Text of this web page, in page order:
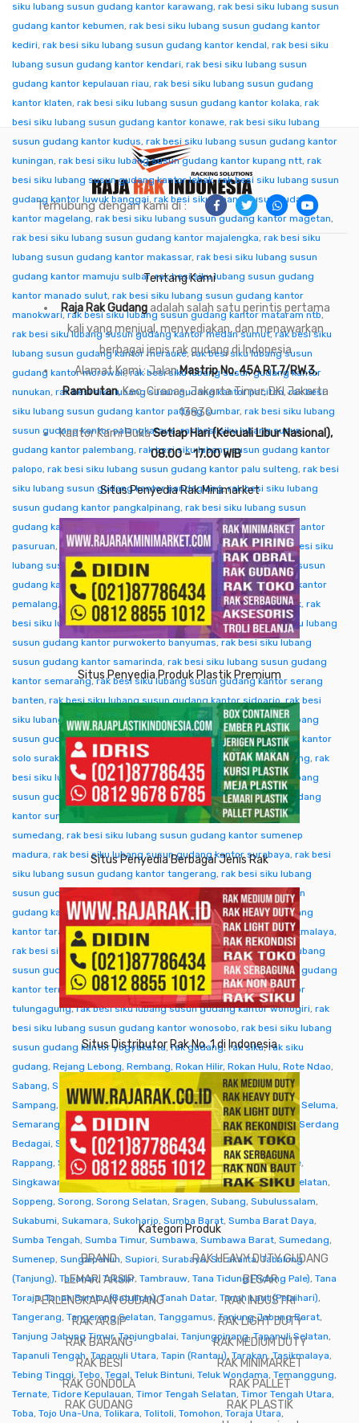
siku lubang susun gudang kantor karawang, rak besi siku lubang susun
gudang kantor kebumen, rak besi siku lubang susun gudang kantor
kediri, rak besi siku lubang susun gudang kantor kendal, rak besi siku
lubang susun gudang kantor kendari, rak besi siku lubang susun
gudang kantor kepulauan riau, rak besi siku lubang susun gudang
kantor klaten, rak besi siku lubang susun gudang kantor kolaka, rak
besi siku lubang susun gudang kantor konawe, rak besi siku lubang
susun gudang kantor kudus, rak besi siku lubang susun gudang kantor
kuningan, rak besi siku lubang susun gudang kantor kupang ntt, rak
besi siku lubang susun gudang kantor lebak,rak besi siku lubang susun
gudang kantor luwuk banggai, rak besi siku lubang susun gudang
kantor magelang, rak besi siku lubang susun gudang kantor magetan,
rak besi siku lubang susun gudang kantor majalengka, rak besi siku
lubang susun gudang kantor makassar, rak besi siku lubang susun
gudang kantor mamuju sulbar,rak besi siku lubang susun gudang
kantor manado sulut, rak besi siku lubang susun gudang kantor
manokwari,rak besi siku lubang susun gudang kantor mataram ntb,
rak besi siku lubang susun gudang kantor medan sumut,rak besi siku
lubang susun gudang kantor merauke,rak besi siku lubang susun
gudang kantor morowali,rak besi siku lubang susun gudang kantor
nunukan, rak besi siku lubang susun gudang kantor pacitan,rak besi
siku lubang susun gudang kantor padang sumbar, rak besi siku lubang
susun gudang kantor palangkaraya,rak besi siku lubang susun
gudang kantor palembang, rak besi siku lubang susun gudang kantor
palopo, rak besi siku lubang susun gudang kantor palu sulteng, rak besi
siku lubang susun gudang kantor pandeglang,rak besi siku lubang
susun gudang kantor pangkalpinang, rak besi siku lubang susun
gudang kantor pare-pare
rak besi siku lubang susun gudang kantor
pasuruan, rak besi siku lubang susun gudang kantor pati,rak besi siku
lubang susun gudang kantor pekalongan
rak besi siku lubang susun
gudang kantor pekanbaru,rak besi siku lubang susun gudang kantor
pemalang, rak besi siku lubang susun gudang kantor pontianak, rak
besi siku lubang susun gudang kantor purwakarta,rak besi siku lubang
susun gudang kantor purwokerto banyumas, rak besi siku lubang
susun gudang kantor samarinda, rak besi siku lubang susun gudang
kantor semarang,rak besi siku lubang susun gudang kantor serang
banten, rak besi siku lubang susun gudang kantor sidoarjo,rak besi
siku lubang susun gudang kantor singkawang,rak besi siku lubang
susun gudang kantor sofifi,rak besi siku lubang susun gudang kantor
solo surakarta,rak besi siku lubang susun gudang kantor sorong, rak
besi siku lubang susun gudang kantor subang,rak besi siku lubang
susun gudang kantor sukabumi,rak besi siku lubang susun gudang
kantor sumba ntt
rak besi siku lubang susun gudang kantor
sumedang, rak besi siku lubang susun gudang kantor sumenep
madura, rak besi siku lubang susun gudang kantor surabaya, rak besi
siku lubang susun gudang kantor tangerang, rak besi siku lubang
susun gudang kantor tangjung selor
rak besi siku lubang susun
gudang kantor tanjungpinang,rak besi siku lubang susun gudang
kantor tarakan, rak besi siku lubang susun gudang kantor tasikmalaya,
rak besi siku lubang susun gudang kantor tegal,rak besi siku lubang
susun gudang kantor temanggung,rak besi siku lubang susun gudang
kantor ternate tidore,rak besi siku lubang susun gudang kantor
tulungagung,rak besi siku lubang susun gudang kantor wonogiri, rak
besi siku lubang susun gudang kantor wonosobo, rak besi siku lubang
susun gudang kantor yogyakarta,rak gudang, rak siku,rak siku
gudang, Rejang Lebong, Rembang, Rokan Hilir, Rokan Hulu, Rote Ndao,
Sabang, Sabu Raijua ,Salatiga,Samarinda,Sambas,Samosir,
Sampang, Sanggau,Sarmi,Sarolangun,Sawahlunto,Sekadau,Seluma,
Semarang
Seram Bagian Barat Seram Bagian Timur,Serang,Serdang
Bedagai, Seruyan (Kuala Pembuang),Siak, Sibolga,Sidenreng
Rappang, Sidoarjo,Sigi,Sijunjung,Sikka,Simalungun,Simeulue,
Singkawang,Sinjai,Sintang,Situbondo,Sleman,Solok,Solok Selatan,
Soppeng, Sorong, Sorong Selatan, Sragen, Subang, Subulussalam,
Sukabumi, Sukamara, Sukoharjo, Sumba Barat, Sumba Barat Daya,
Sumba Tengah, Sumba Timur, Sumbawa, Sumbawa Barat, Sumedang,
Sumenep, Sungaipenuh, Supiori, Surabaya,Surakarta,Tabalong
(Tanjung), Tabanan, Takalar, Tambrauw, Tana Tidung (Tideng Pale), Tana
Toraja,Tanah Bumbu (Batulicin),Tanah Datar, Tanah Laut (Pelaihari),
Tangerang, Tangerang Selatan, Tanggamus, Tanjung Jabung Barat,
Tanjung Jabung Timur,Tanjungbalai, Tanjungpinang,Tapanuli Selatan,
Tapanuli Tengah, Tapanuli Utara, Tapin (Rantau), Tarakan,Tasikmalaya,
Tebing Tinggi, Tebo, Tegal, Teluk Bintuni, Teluk Wondama, Temanggung,
Ternate, Tidore Kepulauan, Timor Tengah Selatan, Timor Tengah Utara,
Toba, Tojo Una-Una, Tolikara, Tolitoli, Tomohon, Toraja Utara,
Terhubung dengan kami di :
Tentang Kami
Raja Rak Gudangadalah salah satu perintis pertama
kali yang menjual, menyediakan, dan menawarkan
berbagai jenis rak gudang di Indonesia
Alamat Kami : JalanMastrip No. 45A RT.7/RW.3,
Rambutan, Kec. Ciracas, Jakarta Timur, DKI Jakarta
13830
Kantor Kami BukaSetiap Hari (Kecuali Libur Nasional),
08.00 – 17.00 WIB
Situs Penyedia Rak Minimarket
Situs Penyedia Produk Plastik Premium
Situs Penyedia Berbagai Jenis Rak
Situs Distributor Rak No. 1 di Indonesia
Kategori Produk
BRAND
LEMARI ARSIP
PERLENGKAPAN GUDANG
RAK ARSIP
RAK BARANG
RAK BESI
RAK GONDOLA
RAK GUDANG
RAK HEAVY DUTY GUDANG
BESAR
RAK INDUSTRI
RAK LIGHT DUTY
RAK MEDIUM DUTY
RAK MINIMARKET
RAK PALLET
RAK PLASTIK